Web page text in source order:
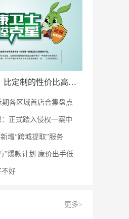
兔宝宝板材怎么样？比定制的性价比高，划算！
期各区域首店合集盘点
正式踏入侵权一案中
增“跨城提取”服务
苏宁易购推出“千百万”爆款计划 廉价出手低于京东百亿补贴商品的10%
不好
更多>